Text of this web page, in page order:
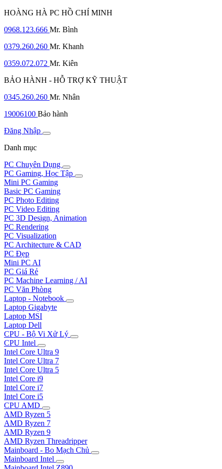
HOÀNG HÀ PC HỒ CHÍ MINH
0968.123.666 Mr. Bình
0379.260.260 Mr. Khanh
0359.072.072 Mr. Kiên
BẢO HÀNH - HỖ TRỢ KỸ THUẬT
0345.260.260 Mr. Nhân
19006100 Bảo hành
Đăng Nhập
Danh mục
PC Chuyên Dụng
PC Gaming, Học Tập
Mini PC Gaming
Basic PC Gaming
PC Photo Editing
PC Video Editing
PC 3D Design, Animation
PC Rendering
PC Visualization
PC Architecture & CAD
PC Đẹp
Mini PC AI
PC Giá Rẻ
PC Machine Learning / AI
PC Văn Phòng
Laptop - Notebook
Laptop Gigabyte
Laptop MSI
Laptop Dell
CPU - Bộ Vi Xử Lý
CPU Intel
Intel Core Ultra 9
Intel Core Ultra 7
Intel Core Ultra 5
Intel Core i9
Intel Core i7
Intel Core i5
CPU AMD
AMD Ryzen 5
AMD Ryzen 7
AMD Ryzen 9
AMD Ryzen Threadripper
Mainboard - Bo Mạch Chủ
Mainboard Intel